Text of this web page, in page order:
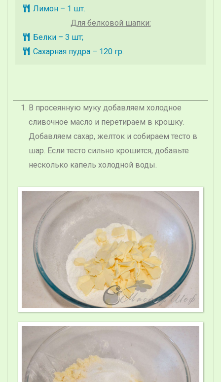
Лимон – 1 шт.
Для белковой шапки:
Белки – 3 шт;
Сахарная пудра – 120 гр.
В просеянную муку добавляем холодное
сливочное масло и перетираем в крошку.
Добавляем сахар, желток и собираем тесто в
шар. Если тесто сильно крошится, добавьте
несколько капель холодной воды.